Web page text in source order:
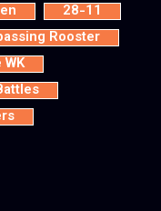
28-11
Rooster